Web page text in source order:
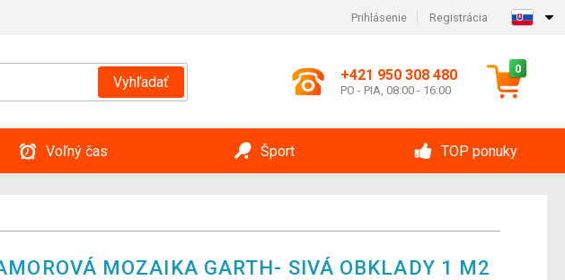
Prihlásenie Registrácia
Vyhľadať +421 950 308 480
PO - PIA, 08:00 - 16:00
0
Voľný čas Šport TOP ponuky
MOZAIKA GARTH- SIVÁ OBKLADY 1 M2